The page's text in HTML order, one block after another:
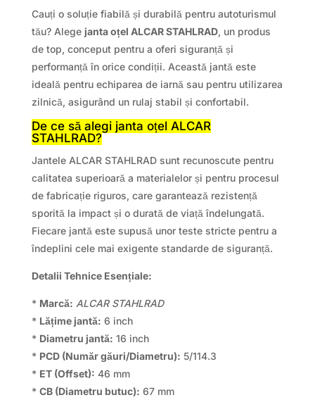
Cauți o soluție fiabilă și durabilă pentru autoturismul
tău? Alege janta oțel ALCAR STAHLRAD, un produs
de top, conceput pentru a oferi siguranță și
performanță în orice condiții. Această jantă este
ideală pentru echiparea de iarnă sau pentru utilizarea
zilnică, asigurând un rulaj stabil și confortabil.
De ce să alegi janta oțel ALCAR
STAHLRAD?
Jantele ALCAR STAHLRAD sunt recunoscute pentru
calitatea superioară a materialelor și pentru procesul
de fabricație riguros, care garantează rezistență
sporită la impact și o durată de viață îndelungată.
Fiecare jantă este supusă unor teste stricte pentru a
îndeplini cele mai exigente standarde de siguranță.
Detalii Tehnice Esențiale:
* Marcă: ALCAR STAHLRAD
* Lățime jantă: 6 inch
* Diametru jantă: 16 inch
* PCD (Număr găuri/Diametru): 5/114.3
* ET (Offset): 46 mm
* CB (Diametru butuc): 67 mm